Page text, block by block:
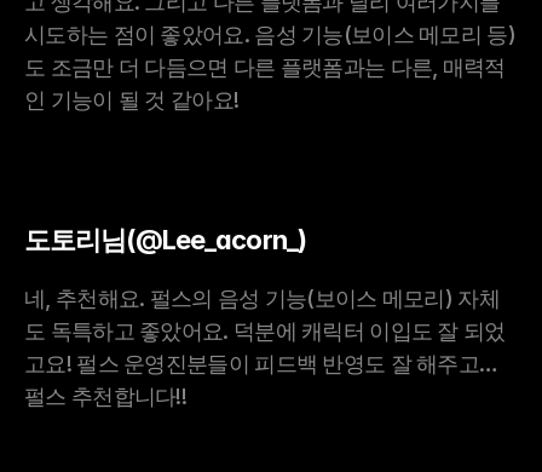
시도하는 점이 좋았어요. 음성 기능(보이스 메모리 등)
도 조금만 더 다듬으면 다른 플랫폼과는 다른, 매력적
인 기능이 될 것 같아요!
도토리님(@Lee_acorn_)
네, 추천해요. 펄스의 음성 기능(보이스 메모리) 자체
도 독특하고 좋았어요. 덕분에 캐릭터 이입도 잘 되었
고요! 펄스 운영진분들이 피드백 반영도 잘 해주고…
펄스 추천합니다!!